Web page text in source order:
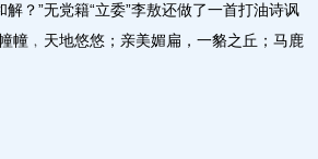
？”无党籍“立委”李敖还做了一首打油诗讽
幢﹐天地悠悠；亲美媚扁，一貉之丘；马鹿